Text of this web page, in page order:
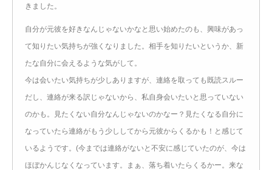
きました。
自分が元彼を好きなんじゃないかなと思い始めたのも、興味があっ
て知りたい気持ちが強くなりました。相手を知りたいというか、新
たな自分に会えるような気がして。
今は会いたい気持ちが少しありますが、連絡を取っても既読スルー
だし、連絡が来る訳じゃないから、私自身会いたいと思っていない
のかも。見たくない自分なんじゃないのかなー？見たくなる自分に
なっていたら連絡がもう少ししてから元彼からくるかも！と感じて
いるようです。(今までは連絡がないと不安に感じていたのが、今は
ほぼかんじなくなっています。まぁ、落ち着いたらくるかー。来な